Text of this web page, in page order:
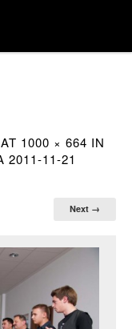
AT 1000 × 664 IN
2011-11-21
Next →